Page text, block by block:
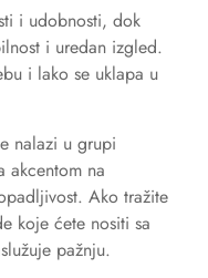
i udobnosti, dok
i uredan izgled.
i lako se uklapa u
nalazi u grupi
akcentom na
Ako tražite
koje ćete nositi sa
pažnju.